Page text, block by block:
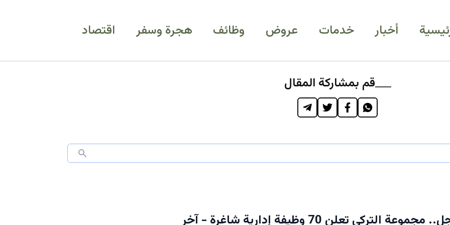
أخبار خدمات عروض وظائف هجرة وسفر اقتصاد
قم بمشاركة المقال
حصري: عاجل.. مجموعة التركي تعلن 70 وظيفة إدارية شاغرة - آخر